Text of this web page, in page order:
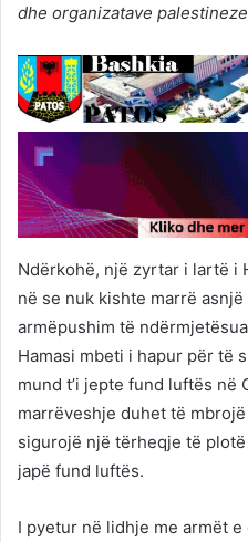
dhe organizatave
Ndërkohë, një zyrtar i lartë i
në se nuk kishte marrë
armëpushim të
Hamasi mbeti i hapur për të
mund t’i jepte fund luftës në
marrëveshje duhet të
sigurojë një tërheqje të plotë
japë fund luftës.
I pyetur në lidhje me armët